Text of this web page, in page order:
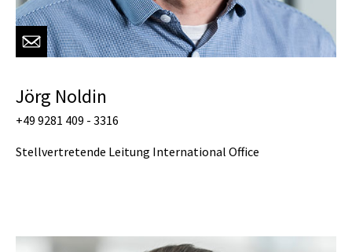
Jörg Noldin
+49 9281 409 - 3316
Stellvertretende Leitung International Office